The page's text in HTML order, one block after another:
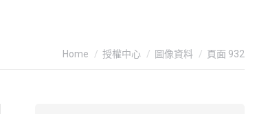
You are here:
Home 授權中心 圖像資料 頁面 932